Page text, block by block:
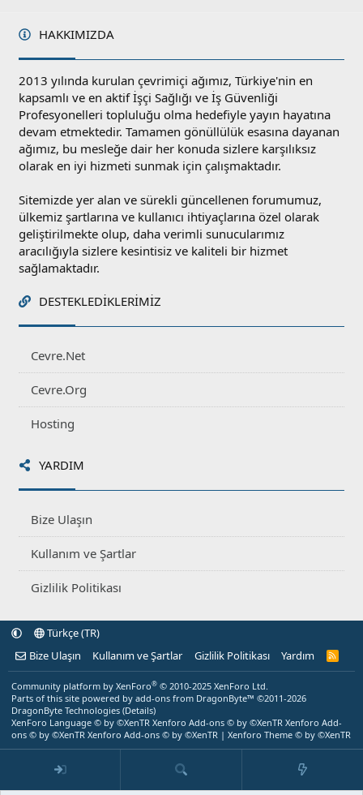
HAKKIMIZDA
2013 yılında kurulan çevrimiçi ağımız, Türkiye'nin en
kapsamlı ve en aktif İşçi Sağlığı ve İş Güvenliği
Profesyonelleri topluluğu olma hedefiyle yayın hayatına
devam etmektedir. Tamamen gönüllülük esasına dayanan
ağımız, bu mesleğe dair her konuda sizlere karşılıksız
olarak en iyi hizmeti sunmak için çalışmaktadır.
Sitemizde yer alan ve sürekli güncellenen forumumuz,
ülkemiz şartlarına ve kullanıcı ihtiyaçlarına özel olarak
geliştirilmekte olup, daha verimli sunucularımız
aracılığıyla sizlere kesintisiz ve kaliteli bir hizmet
sağlamaktadır.
DESTEKLEDIKLERIMIZ
Cevre.Net
Cevre.Org
Hosting
YARDIM
Bize Ulaşın
Kullanım ve Şartlar
Gizlilik Politikası
Türkçe (TR)
Bize Ulaşın
Kullanım ve Şartlar Gizlilik Politikası Yardım
R
Community platform by XenForo® © 2010-2025 XenForo Ltd.
Parts of this site powered by add-ons from DragonByte™ ©2011-2026
DragonByte Technologies (Details)
XenForo Language © by ©XenTR Xenforo Add-ons © by ©XenTR Xenforo Add-
ons © by ©XenTR Xenforo Add-ons © by ©XenTR | Xenforo Theme © by ©XenTR